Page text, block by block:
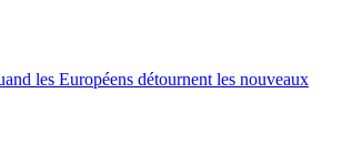
les Européens détournent les nouveaux